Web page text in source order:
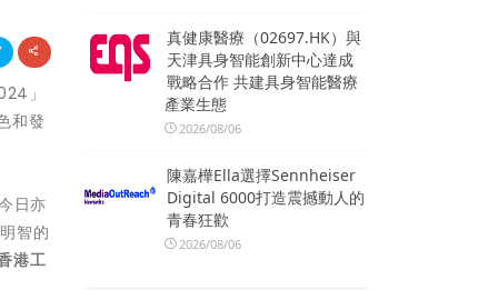
」
和發
日亦
智的
港工
真健康醫療（02697.HK）與
天津具身智能創新中心達成
戰略合作 共建具身智能醫療
產業生態
2026/08/06
陳嘉樺Ella選擇Sennheiser
Digital 6000打造震撼動人的
青春狂歡
2026/08/06